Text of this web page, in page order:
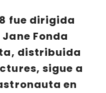
fue dirigida
Jane Fonda
distribuida
, sigue a
en